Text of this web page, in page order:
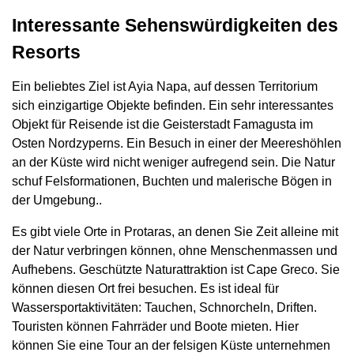
Interessante Sehenswürdigkeiten des
Resorts
Ein beliebtes Ziel ist Ayia Napa, auf dessen Territorium
sich einzigartige Objekte befinden. Ein sehr interessantes
Objekt für Reisende ist die Geisterstadt Famagusta im
Osten Nordzyperns. Ein Besuch in einer der Meereshöhlen
an der Küste wird nicht weniger aufregend sein. Die Natur
schuf Felsformationen, Buchten und malerische Bögen in
der Umgebung..
Es gibt viele Orte in Protaras, an denen Sie Zeit alleine mit
der Natur verbringen können, ohne Menschenmassen und
Aufhebens. Geschützte Naturattraktion ist Cape Greco. Sie
können diesen Ort frei besuchen. Es ist ideal für
Wassersportaktivitäten: Tauchen, Schnorcheln, Driften.
Touristen können Fahrräder und Boote mieten. Hier
können Sie eine Tour an der felsigen Küste unternehmen